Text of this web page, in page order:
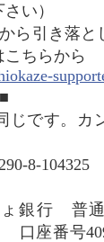
さい）
ら引き落と
ちらから
じです。カ
8-
銀行 普
口座番号